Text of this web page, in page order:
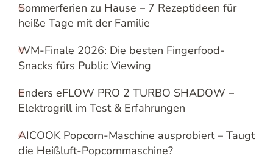
Sommerferien zu Hause – 7 Rezeptideen für
heiße Tage mit der Familie
WM-Finale 2026: Die besten Fingerfood-
Snacks fürs Public Viewing
Enders eFLOW PRO 2 TURBO SHADOW –
Elektrogrill im Test & Erfahrungen
AICOOK Popcorn-Maschine ausprobiert – Taugt
die Heißluft-Popcornmaschine?